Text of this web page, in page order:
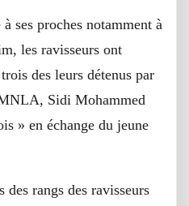
ses proches notamment à
les ravisseurs ont
des leurs détenus par
Sidi Mohammed
» en échange du jeune
rangs des ravisseurs